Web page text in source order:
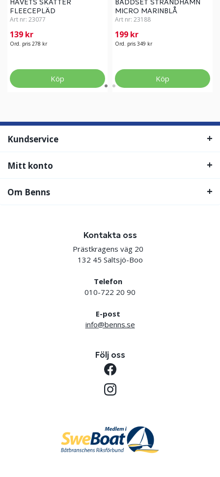
HAVETS SKATTER
FLEECEPLÄD
Art nr: 23077
139 kr
Ord. pris 278 kr
Köp
BÄDDSET STRANDHAMN
MICRO MARINBLÅ
Art nr: 23188
199 kr
Ord. pris 349 kr
Köp
Kundservice
Mitt konto
Om Benns
Kontakta oss
Prästkragens väg 20
132 45 Saltsjö-Boo
Telefon
010-722 20 90
E-post
info@benns.se
Följ oss